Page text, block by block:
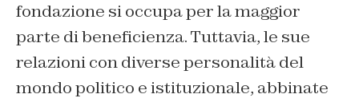
fondazione si occupa per la maggior
parte di beneficienza. Tuttavia, le sue
relazioni con diverse personalità del
mondo politico e istituzionale, abbinate